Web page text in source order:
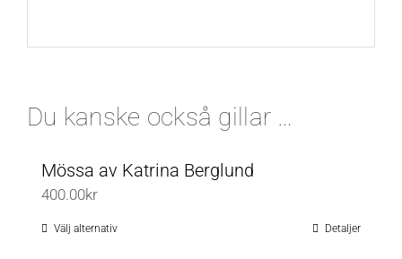
Du kanske också gillar …
Mössa av Katrina Berglund
400.00kr
Välj alternativDen
Detaljer